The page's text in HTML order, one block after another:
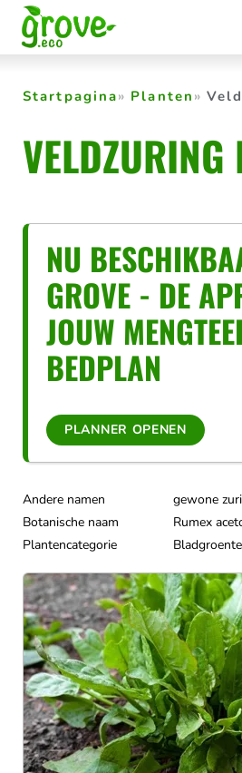
Skip
to
content
Startpagina Planten
VELDZURING
NU
GROVE - DE
JOUW
BEDPLAN
PLANNER OPENEN
Andere namen
gewone
Botanische naam
Rumex
Plantencategorie